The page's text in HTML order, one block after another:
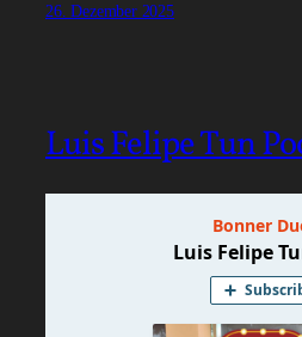
26. Dezember 2025
Luis Felipe Tun